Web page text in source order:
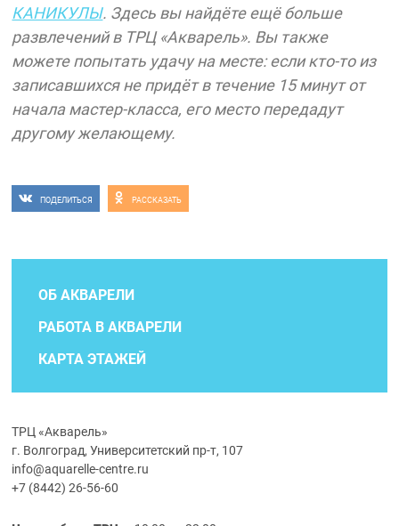
КАНИКУЛЫ. Здесь вы найдёте ещё больше
развлечений в ТРЦ «Акварель». Вы также
можете попытать удачу на месте: если кто-то из
записавшихся не придёт в течение 15 минут от
начала мастер-класса, его место передадут
другому желающему.
ПОДЕЛИТЬСЯ РАССКАЗАТЬ
ОБ АКВАРЕЛИ
РАБОТА В АКВАРЕЛИ
КАРТА ЭТАЖЕЙ
ТРЦ «Акварель»
г. Волгоград, Университетский пр-т, 107
info@aquarelle-centre.ru
+7 (8442) 26-56-60